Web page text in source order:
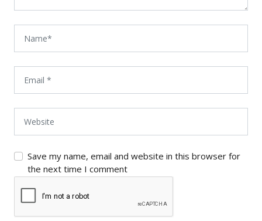
Save my name, email and website in this browser for
the next time I comment